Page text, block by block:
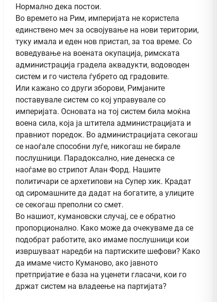
Нормално дека постои.
Во времето на Рим, империјата не користела
единствено меч за освојување на нови територии,
туку имала и еден нов пристап, за тоа време. Со
воведување на воената окупација, римската
администрација градела аквадукти, водоводен
систем и го чистела ѓубрето од градовите.
Или кажано со други зборови, Римјаните
поставувале систем со кој управувале со
империјата. Основата на тој систем била моќна
воена сила, која ја штитела администрацијата и
правниот поредок. Во администрацијата секогаш
се наоѓале способни луѓе, никогаш не бирале
послушници. Парадоксално, ние денеска се
наоѓаме во стрипот Алан Форд. Нашите
политичари се архетипови на Супер хик. Крадат
од сиромашните да дадат на богатите, а улиците
се секогаш преполни со смет.
Во нашиот, кумановски случај, се е обратно
пропорционално. Како може да очекуваме да се
подобрат работите, ако имаме послушници кои
извршуваат наредби на партиските шефови? Како
да имаме чисто Куманово, ако јавното
претпријатие е база на уценети гласачи, кои го
држат систем на владеење на партијата?